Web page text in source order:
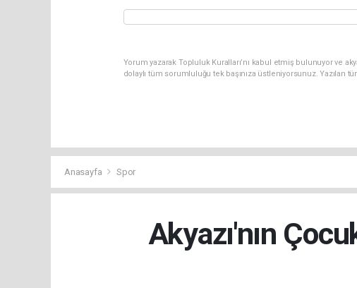
Yorum yazarak Topluluk Kuralları’nı kabul etmiş bulunuyor ve
dolaylı tüm sorumluluğu tek başınıza üstleniyorsunuz.
Anasayfa Spor
Akyazı'nın